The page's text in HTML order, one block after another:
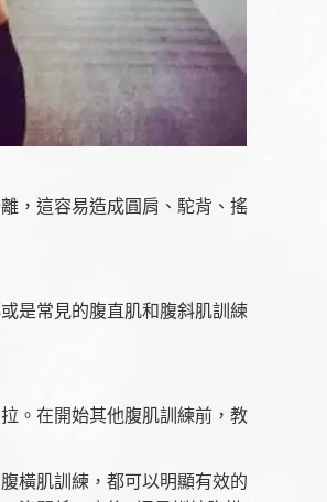
，這容易造成圓肩、駝背、搖
是常見的腹直肌和腹斜肌訓練
。在開始其他腹肌訓練前，教
橫肌訓練，都可以明顯有效的